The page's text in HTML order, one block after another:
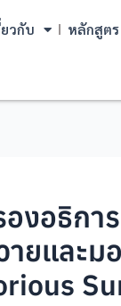
ยวกับ หลักสูตร
งอธิกา
ยและ